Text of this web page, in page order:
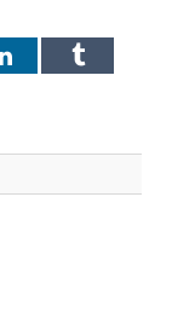
LinkedInTumblr